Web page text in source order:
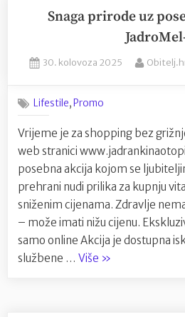
Snaga prirode uz
Posted
30. kolovoza 2025 By
Lifestile, Promo
Vrijeme je za shopping bez
web stranici
posebna akcija kojom se
prehrani nudi prilika za kupnju
sniženim cijenama. Zdravlje
– može imati nižu cijenu.
samo online Akcija je dostupna
službene … Više “Snaga
»